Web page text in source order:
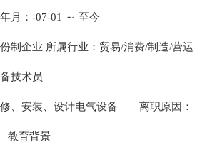
月：-07-01 ～ 至今
制企业 所属行业：贸易/消费/制造/营运
技术员
、安装、设计电气设备 离职原因：
教育背景